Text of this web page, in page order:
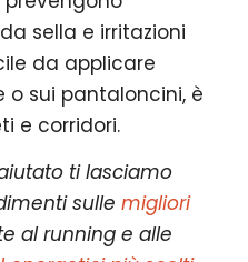
sella e irritazioni
da applicare
sui pantaloncini, è
e corridori.
ti lasciamo
sullemigliori
al running e alle